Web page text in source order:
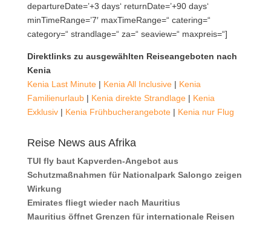
departureDate=’+3 days‘ returnDate=’+90 days‘
minTimeRange=’7′ maxTimeRange=“ catering=“
category=“ strandlage=“ za=“ seaview=“ maxpreis=“]
Direktlinks zu ausgewählten Reiseangeboten nach
Kenia
Kenia Last Minute| Kenia All Inclusive| Kenia
Familienurlaub| Kenia direkte Strandlage| Kenia
Exklusiv| Kenia Frühbucherangebote| Kenia nur Flug
Reise News aus Afrika
TUI fly baut Kapverden-Angebot aus
Schutzmaßnahmen für Nationalpark Salongo zeigen
Wirkung
Emirates fliegt wieder nach Mauritius
Mauritius öffnet Grenzen für internationale Reisen